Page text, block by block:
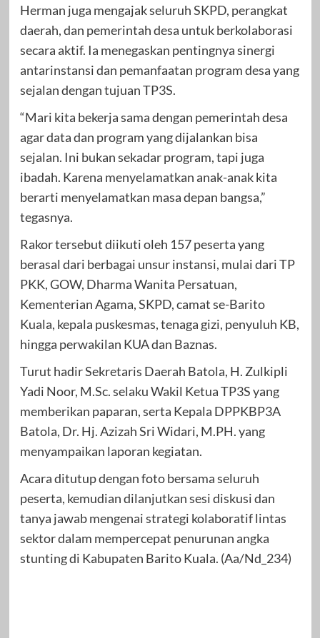
Herman juga mengajak seluruh SKPD, perangkat
daerah, dan pemerintah desa untuk berkolaborasi
secara aktif. Ia menegaskan pentingnya sinergi
antarinstansi dan pemanfaatan program desa yang
sejalan dengan tujuan TP3S.
“Mari kita bekerja sama dengan pemerintah desa
agar data dan program yang dijalankan bisa
sejalan. Ini bukan sekadar program, tapi juga
ibadah. Karena menyelamatkan anak-anak kita
berarti menyelamatkan masa depan bangsa,”
tegasnya.
Rakor tersebut diikuti oleh 157 peserta yang
berasal dari berbagai unsur instansi, mulai dari TP
PKK, GOW, Dharma Wanita Persatuan,
Kementerian Agama, SKPD, camat se-Barito
Kuala, kepala puskesmas, tenaga gizi, penyuluh KB,
hingga perwakilan KUA dan Baznas.
Turut hadir Sekretaris Daerah Batola, H. Zulkipli
Yadi Noor, M.Sc. selaku Wakil Ketua TP3S yang
memberikan paparan, serta Kepala DPPKBP3A
Batola, Dr. Hj. Azizah Sri Widari, M.PH. yang
menyampaikan laporan kegiatan.
Acara ditutup dengan foto bersama seluruh
peserta, kemudian dilanjutkan sesi diskusi dan
tanya jawab mengenai strategi kolaboratif lintas
sektor dalam mempercepat penurunan angka
stunting di Kabupaten Barito Kuala. (Aa/Nd_234)